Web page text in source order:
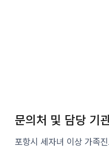
문의처 및 담당 기
포항시 세자녀 이상 가족